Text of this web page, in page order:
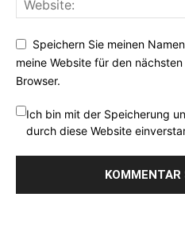
Speichern Sie meinen
meine Website für den
Browser.
Ich bin mit der Speicherung
durch diese Website